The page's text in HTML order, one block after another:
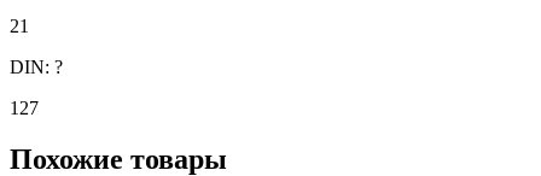
21
DIN: ?
127
Похожие товары